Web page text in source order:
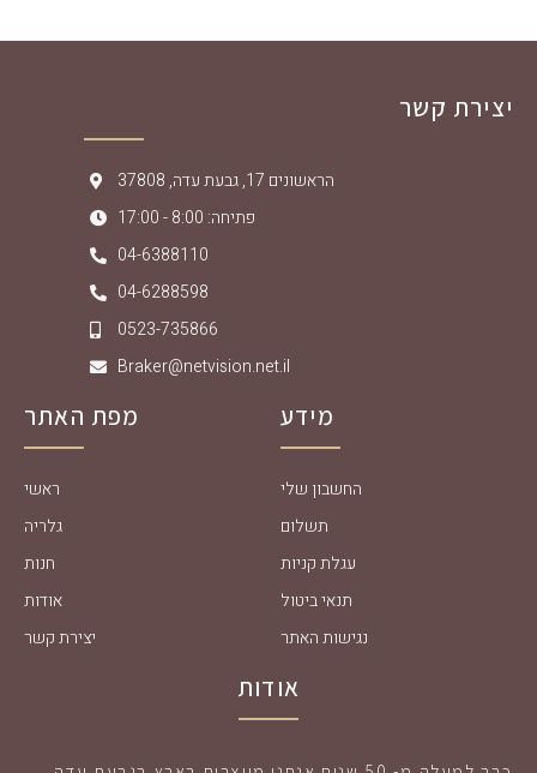
יצירת קשר
הראשונים 17, גבעת עדה, 37808
פתיחה: 8:00 - 17:00
04-6388110
04-6288598
0523-735866
Braker@netvision.net.il
מפת האתר
ראשי
גלריה
חנות
אודות
יצירת קשר
מידע
החשבון שלי
תשלום
עגלת קניות
תנאי ביטול
נגישות האתר
אודות